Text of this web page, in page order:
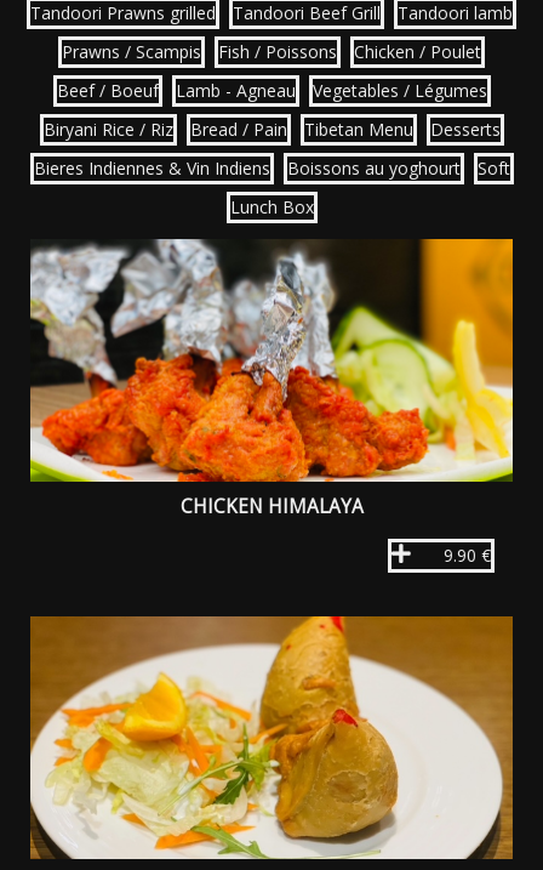
Tandoori Prawns grilled
Tandoori Beef Grill
Tandoori lamb
Prawns / Scampis
Fish / Poissons
Chicken / Poulet
Beef / Boeuf
Lamb - Agneau
Vegetables / Légumes
Biryani Rice / Riz
Bread / Pain Tibetan Menu
Desserts
Bieres Indiennes & Vin Indiens
Boissons au yoghourt
Soft
Lunch Box
CHICKEN HIMALAYA
9.90 €